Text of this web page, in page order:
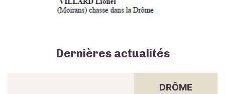
Dernières actualités
DRÔME